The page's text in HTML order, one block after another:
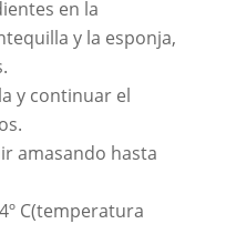
en la
y la esponja,
y continuar el
amasando hasta
C(temperatura